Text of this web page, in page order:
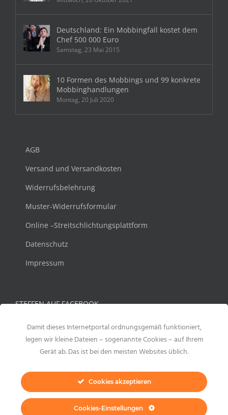
Deutschland: Ein Mobbingfall kostet dem
Chef 500 000 Euro
Samstag, 23 Mai 2015
10 Formen des Mobbings und 99 konkrete
Mobbinghandlungen
Montag, 20 Juli 2020
AGB
Versand und Versandkosten
Widerrufsbelehrung
Muster-Widerrufsformular
Online –Streitschlichtungsplattform
Datenschutz
Impressum
STEFFEN AUF FACEBOOK
Damit dieses Internetportal ordnungsgemäß funktioniert,
legen wir kleine Dateien – sogenannte Cookies – auf Ihrem
Gerät ab. Das ist bei den meisten Websites üblich.
Cookies akzeptieren
Cookies-Einstellungen